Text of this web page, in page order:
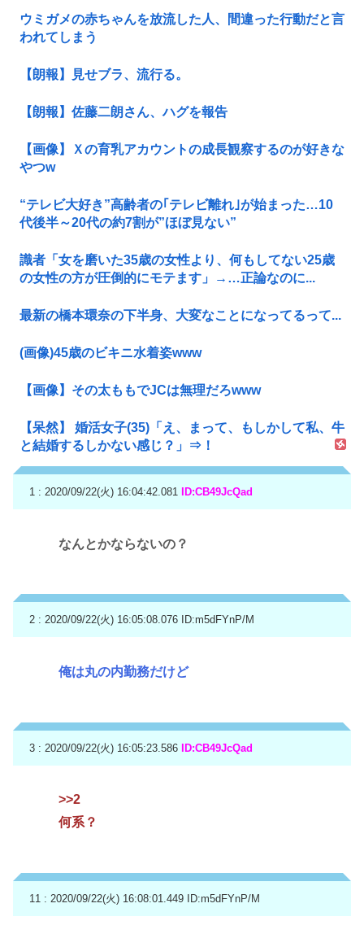
ウミガメの赤ちゃんを放流した人、間違った行動だと言
われてしまう
【朗報】見せブラ、流行る。
【朗報】佐藤二朗さん、ハグを報告
【画像】Ｘの育乳アカウントの成長観察するのが好きな
やつw
“テレビ大好き”高齢者の｢テレビ離れ｣が始まった…10
代後半～20代の約7割が”ほぼ見ない”
識者「女を磨いた35歳の女性より、何もしてない25歳
の女性の方が圧倒的にモテます」→…正論なのに...
最新の橋本環奈の下半身、大変なことになってるって...
(画像)45歳のビキニ水着姿www
【画像】その太ももでJCは無理だろwww
【呆然】 婚活女子(35)「え、まって、もしかして私、牛
と結婚するしかない感じ？」⇒！
1 : 2020/09/22(火) 16:04:42.081 ID:CB49JcQad
なんとかならないの？
2 : 2020/09/22(火) 16:05:08.076 ID:m5dFYnP/M
俺は丸の内勤務だけど
3 : 2020/09/22(火) 16:05:23.586 ID:CB49JcQad
>>2
何系？
11 : 2020/09/22(火) 16:08:01.449 ID:m5dFYnP/M